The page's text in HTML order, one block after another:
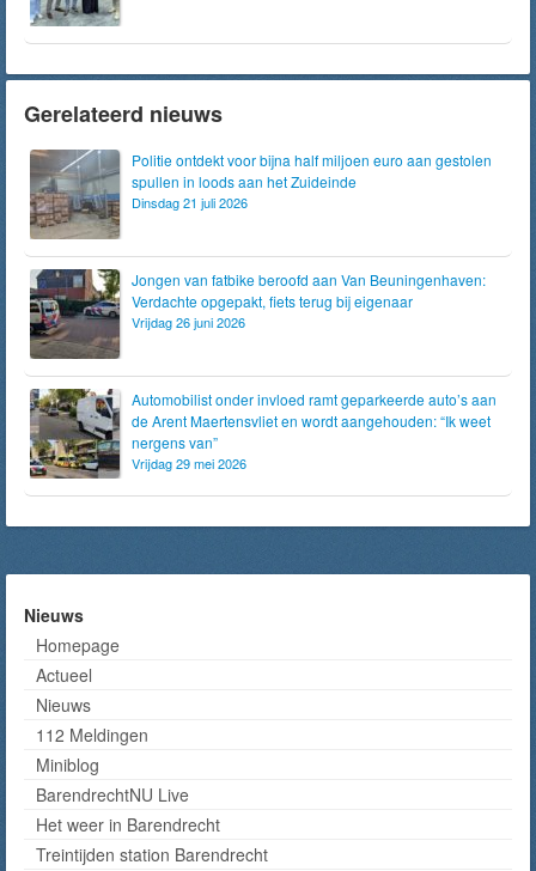
Gerelateerd nieuws
Politie ontdekt voor bijna half miljoen euro aan gestolen
spullen in loods aan het Zuideinde
Dinsdag 21 juli 2026
Jongen van fatbike beroofd aan Van Beuningenhaven:
Verdachte opgepakt, fiets terug bij eigenaar
Vrijdag 26 juni 2026
Automobilist onder invloed ramt geparkeerde auto’s aan
de Arent Maertensvliet en wordt aangehouden: “Ik weet
nergens van”
Vrijdag 29 mei 2026
Nieuws
Homepage
Actueel
Nieuws
112 Meldingen
Miniblog
BarendrechtNU Live
Het weer in Barendrecht
Treintijden station Barendrecht